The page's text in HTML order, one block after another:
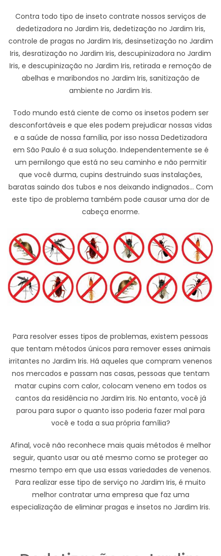
Contra todo tipo de inseto contrate nossos serviços de
dedetizadora no Jardim Iris, dedetização no Jardim Iris,
controle de pragas no Jardim Iris, desinsetização no Jardim
Iris, desratização no Jardim Iris, descupinizadora no Jardim
Iris, e descupinização no Jardim Iris, retirada e remoção de
abelhas e maribondos no Jardim Iris, sanitização de
ambiente no Jardim Iris.
Todo mundo está ciente de como os insetos podem ser
desconfortáveis e que eles podem prejudicar nossas vidas
e a saúde de nossa família, por isso nossa Dedetizadora
em São Paulo é a sua solução. Independentemente se é
um pernilongo que está no seu caminho e não permitir
que você durma, cupins destruindo suas instalações,
baratas saindo dos tubos e nos deixando indignados... Com
este tipo de problema também pode causar uma dor de
cabeça enorme.
Para resolver esses tipos de problemas, existem pessoas
que tentam métodos únicos para remover esses animais
irritantes no Jardim Iris. Há aqueles que compram venenos
nos mercados e passam nas casas, pessoas que tentam
matar cupins com calor, colocam veneno em todos os
cantos da residência no Jardim Iris. No entanto, você já
parou para supor o quanto isso poderia fazer mal para
você e toda a sua própria família?
Afinal, você não reconhece mais quais métodos é melhor
seguir, quanto usar ou até mesmo como se proteger ao
mesmo tempo em que usa essas variedades de venenos.
Para realizar esse tipo de serviço no Jardim Iris, é muito
melhor contratar uma empresa que faz uma
especialização de eliminar pragas e insetos no Jardim Iris.